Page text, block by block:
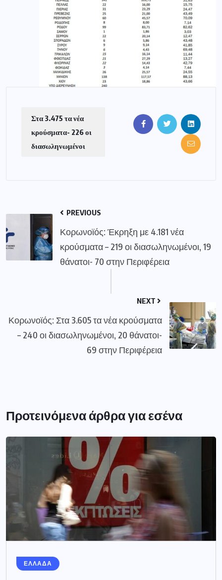
Στα 3.475 τα νέα
κρούσματα- 226 οι
διασωληνωμένοι
PREVIOUS
Κορωνοϊός: Έκρηξη με 4.181 νέα
κρούσματα – 219 οι διασωληνωμένοι, 19
θάνατοι- 70 στην Περιφέρεια
NEXT
Κορωνοϊός: Στα 3.605 τα νέα κρούσματα
– 240 οι διασωληνωμένοι, 20 θάνατοι-
69 στην Περιφέρεια
Προτεινόμενα άρθρα για εσένα
ΕΛΛΑΔΑ